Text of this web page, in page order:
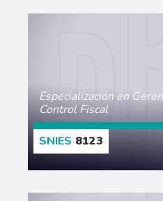
Especialización en
Control Fiscal
8123